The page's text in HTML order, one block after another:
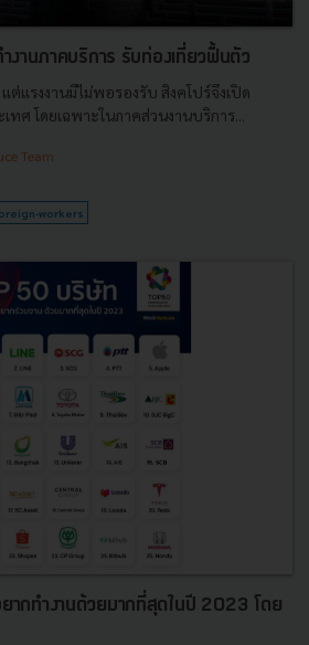
ำงานภาคบริการ รับท่องเที่ยวฟื้นตัว
ต่แรงงานมีไม่พอรองรับ สิงคโปร์จึงเปิด
ทศ โดยเฉพาะในภาคส่วนงานบริการ...
Team
workers
ากทำงานด้วยมากที่สุดในปี 2023 โดย